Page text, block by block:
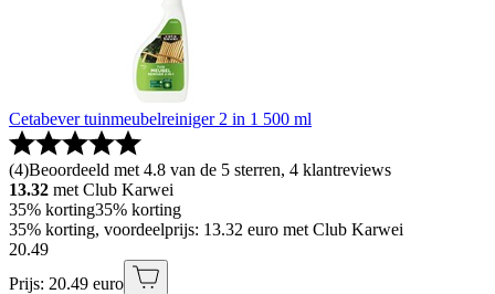
Cetabever tuinmeubelreiniger 2 in 1 500 ml
(4)Beoordeeld met 4.8 van de 5 sterren, 4 klantreviews
13.32 met Club Karwei
35% korting35% korting
35% korting, voordeelprijs: 13.32 euro met Club Karwei
20.49
Prijs: 20.49 euro